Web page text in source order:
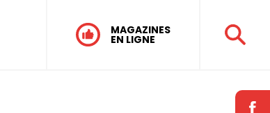
MAGAZINES
EN LIGNE